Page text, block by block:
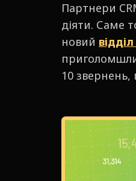
Партнери
діяти. Саме
новий
10